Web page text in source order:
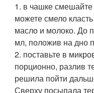
1. в чашке смешайте
можете смело
масло и молоко. До
мл, положив на дно
2. поставьте в
порционно, разлив
решила пойти
Сверху посыпала